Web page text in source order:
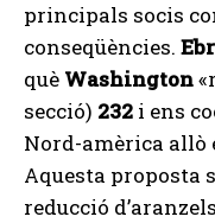
principals socis
conseqüències.
què Washington
secció) 232 i ens
Nord-amèrica allò
Aquesta proposta
reducció